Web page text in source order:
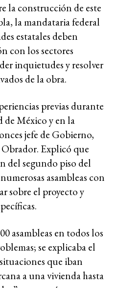
la construcción de este
la mandataria federal
estatales deben
con los sectores
inquietudes y resolver
de la obra.
previas durante
de México y en la
jefe de Gobierno,
Explicó que
del segundo piso del
asambleas con
sobre el proyecto y
asambleas en todos los
se explicaba el
que iban
a una vivienda hasta